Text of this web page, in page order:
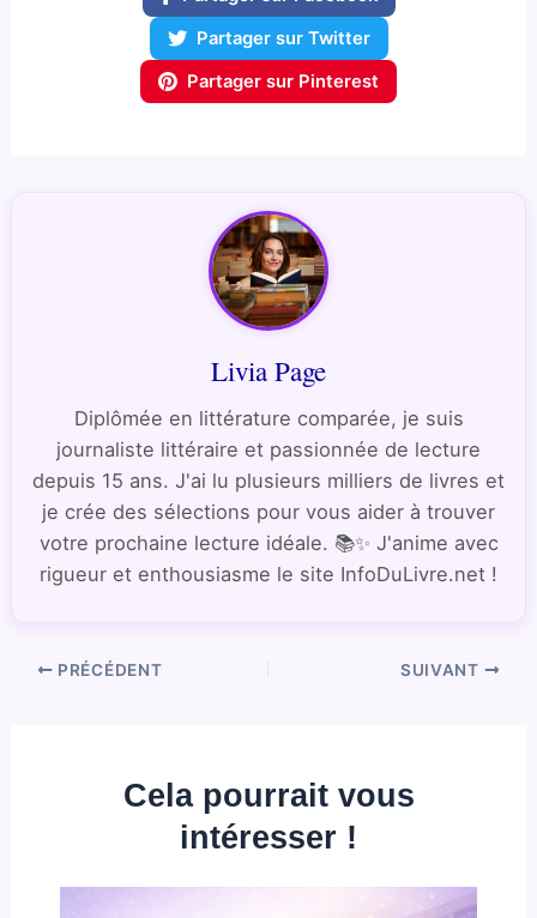
Partager sur Twitter
Partager sur Pinterest
Livia Page
Diplômée en littérature comparée, je suis
journaliste littéraire et passionnée de lecture
depuis 15 ans. J'ai lu plusieurs milliers de livres et
je crée des sélections pour vous aider à trouver
votre prochaine lecture idéale. 📚✨ J'anime avec
rigueur et enthousiasme le site InfoDuLivre.net !
PRÉCÉDENT SUIVANT
Cela pourrait vous
intéresser !